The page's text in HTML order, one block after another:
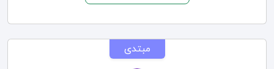
مبتدی